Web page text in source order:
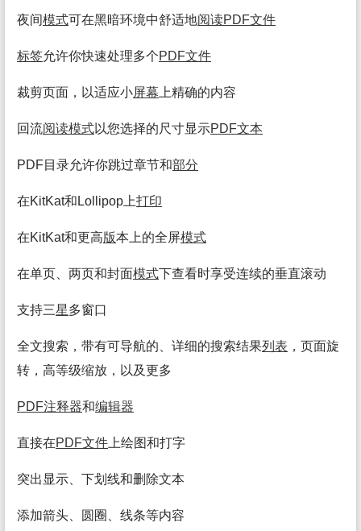
夜间模式可在黑暗环境中舒适地阅读PDF文件
标签允许你快速处理多个PDF文件
裁剪页面，以适应小屏幕 上精确的内容
回流阅读模式以您选择的尺寸显示PDF文本
PDF目录允许你跳过章节和部分
在KitKat和Lollipop上打印
在KitKat和更高版本上的全屏模式
在单页、两页和封面模式下查看时享受连续的垂直滚动
支持三星多窗口
全文搜索，带有可导航的、详细的搜索结果列表 ，页面旋
转，高等级缩放，以及更多
PDF注释器和编辑器
直接在PDF文件 上绘图和打字
突出显示、下划线和删除文本
添加箭头、圆圈、线条等内容